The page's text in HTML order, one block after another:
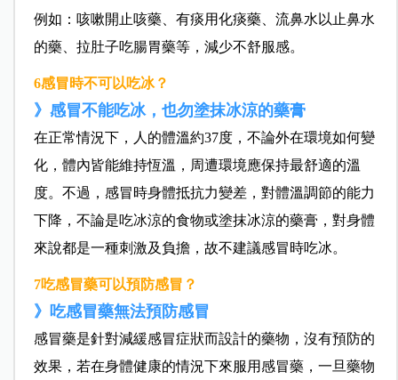
例如：咳嗽開止咳藥、有痰用化痰藥、流鼻水以止鼻水
的藥、拉肚子吃腸胃藥等，減少不舒服感。
6感冒時不可以吃冰？
》感冒不能吃冰，也勿塗抹冰涼的藥膏
在正常情況下，人的體溫約37度，不論外在環境如何變
化，體內皆能維持恆溫，周遭環境應保持最舒適的溫
度。不過，感冒時身體抵抗力變差，對體溫調節的能力
下降，不論是吃冰涼的食物或塗抹冰涼的藥膏，對身體
來說都是一種刺激及負擔，故不建議感冒時吃冰。
7吃感冒藥可以預防感冒？
》吃感冒藥無法預防感冒
感冒藥是針對減緩感冒症狀而設計的藥物，沒有預防的
效果，若在身體健康的情況下來服用感冒藥，一旦藥物